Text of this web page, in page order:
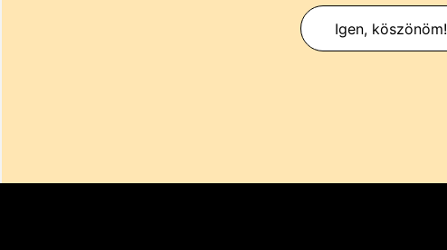
Igen, köszönöm!